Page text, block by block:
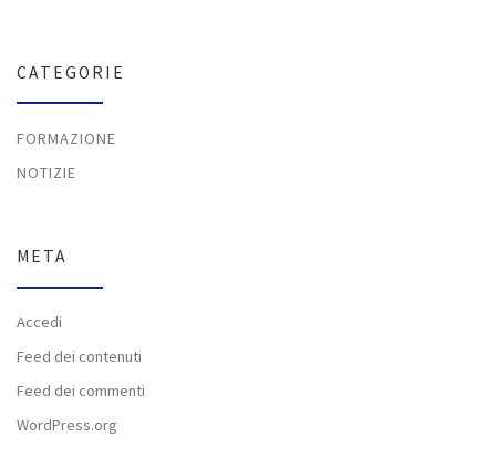
CATEGORIE
FORMAZIONE
NOTIZIE
META
Accedi
Feed dei contenuti
Feed dei commenti
WordPress.org